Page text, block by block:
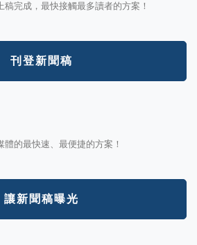
完成，最快接觸最多讀者的方案！
刊登新聞稿
的最快速、最便捷的方案！
讓新聞稿曝光